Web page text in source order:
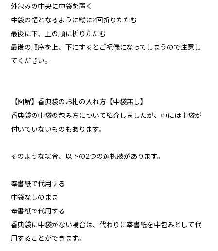
外包みの中央に中袋を置く
中袋の幅となるように縦に2回折りたたむ
最後に下、上の順に折りたたむ
最後の順序を上、下にするとご祝儀になってしまうので注意し
てください。
【図解】香典袋のお札の入れ方【中袋無し】
香典袋の中袋の包み方について紹介しましたが、中には中袋が
付いていないものもあります。
そのような場合、以下の2つの選択肢があります。
奉書紙で代用する
中袋なしのまま
奉書紙で代用する
香典袋に中袋がない場合は、代わりに奉書紙を中包みとして代
用することができます。